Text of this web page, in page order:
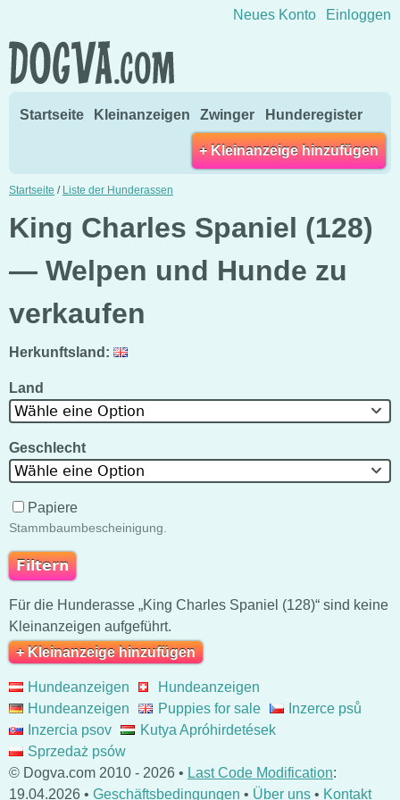
Direkt zum Inhalt wechseln
Neues Konto Einloggen
Startseite Kleinanzeigen Zwinger Hunderegister
+ Kleinanzeige hinzufügen
Startseite / Liste der Hunderassen
King Charles Spaniel (128)
— Welpen und Hunde zu
verkaufen
Herkunftsland:
Land
Wähle eine Option
Geschlecht
Wähle eine Option
Papiere
Stammbaumbescheinigung.
Für die Hunderasse „King Charles Spaniel (128)“ sind keine
Kleinanzeigen aufgeführt.
+ Kleinanzeige hinzufügen
Hundeanzeigen
Hundeanzeigen
Hundeanzeigen
Puppies for sale
Inzerce psů
Inzercia psov
Kutya Apróhirdetések
Sprzedaż psów
© Dogva.com 2010 - 2026 • Last Code Modification:
19.04.2026 • Geschäftsbedingungen • Über uns • Kontakt